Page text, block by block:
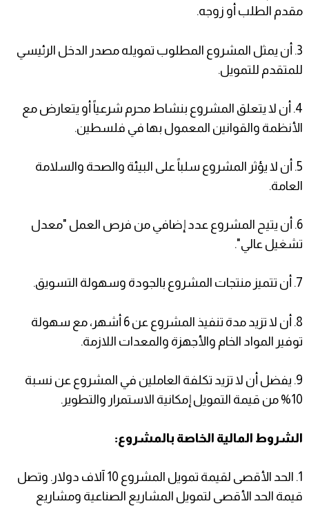
مقدم الطلب أو زوجه.
3. أن يمثل المشروع المطلوب تمويله مصدر الدخل الرئيسي
للمتقدم للتمويل.
4. أن لا يتعلق المشروع بنشاط محرم شرعياً أو يتعارض مع
الأنظمة والقوانين المعمول بها في فلسطين.
5. أن لا يؤثر المشروع سلباً على البيئة والصحة والسلامة
العامة.
6. أن يتيح المشروع عدد إضافي من فرص العمل "معدل
تشغيل عالي".
7. أن تتميز منتجات المشروع بالجودة وسهولة التسويق.
8. أن لا تزيد مدة تنفيذ المشروع عن 6 أشهر، مع سهولة
توفير المواد الخام والأجهزة والمعدات اللازمة.
9. يفضل أن لا تزيد تكلفة العاملين في المشروع عن نسبة
10% من قيمة التمويل إمكانية الاستمرار والتطوير.
الشروط المالية الخاصة بالمشروع:
1. الحد الأقصى لقيمة تمويل المشروع 10 آلاف دولار. وتصل
قيمة الحد الأقصى لتمويل المشاريع الصناعية ومشاريع